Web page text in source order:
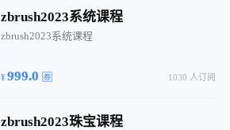
zbrush2023系统课程
zbrush2023系统课程
999.0 1030 人订阅
zbrush2023珠宝课程